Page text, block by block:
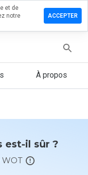
À propos
est-il sûr ?
WOT
et de
notre
ACCEPTER